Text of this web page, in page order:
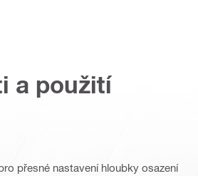
a použití
přesné nastavení hloubky osazení